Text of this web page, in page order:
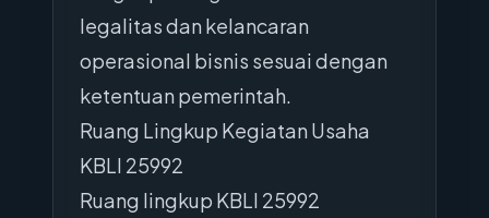
legalitas dan kelancaran
operasional bisnis sesuai dengan
ketentuan pemerintah.
Ruang Lingkup Kegiatan Usaha
KBLI 25992
Ruang lingkup KBLI 25992